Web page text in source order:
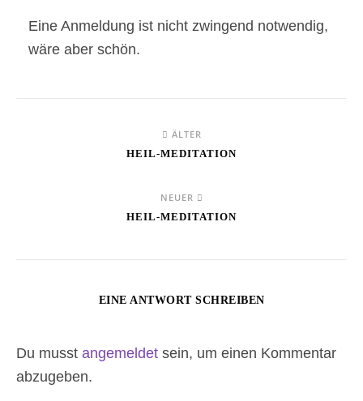
Eine Anmeldung ist nicht zwingend notwendig,
wäre aber schön.
ÄLTER
HEIL-MEDITATION
NEUER
HEIL-MEDITATION
EINE ANTWORT SCHREIBEN
Du musst angemeldet sein, um einen Kommentar
abzugeben.